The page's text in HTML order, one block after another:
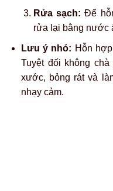
thìa sữa chua
Thực hiện:Thoa
được làm sạch,
động tròn trong
Rửa sạch:Để hỗn
trong khoảng 30